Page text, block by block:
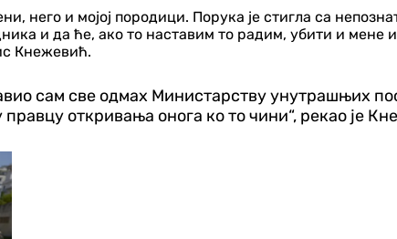
него и мојој породици. Порука је стигла са
и да ће, ако то наставим то радим, убити и мене
Кнежевић.
сам све одмах Министарству унутрашњих
откривања онога ко то чини“, рекао је